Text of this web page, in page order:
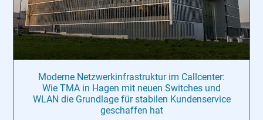
Moderne Netzwerkinfrastruktur im Callcenter:
Wie TMA in Hagen mit neuen Switches und
WLAN die Grundlage für stabilen Kundenservice
geschaffen hat